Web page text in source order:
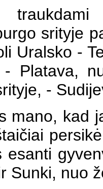
srityje
Uralsko -
- Platava,
-
mano, kad
esanti
Sunki, nuo